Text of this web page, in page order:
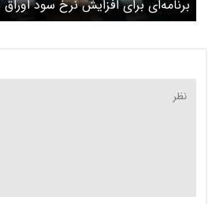
برنامه‌ای برای افزایش نرخ سود اوراق